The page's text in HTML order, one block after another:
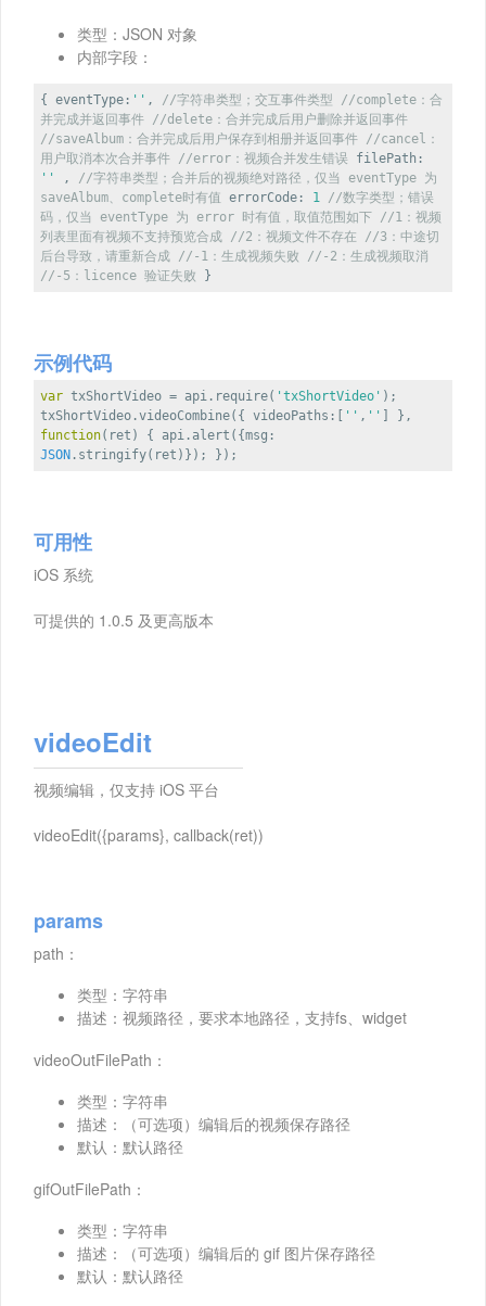
类型：JSON 对象
内部字段：
{eventType : '' , //字符串类型；交互事件类型
//complete：合
并完成并返回事件 //delete：合并完成后用户删除并返回事件
//saveAlbum：合并完成后用户保存到相册并返回事件 //cancel：
用户取消本次合并事件 //error：视频合并发生错误 filePath :
''
, //字符串类型；合并后的视频绝对路径，仅当 eventType 为
saveAlbum、complete时有值 errorCode : 1 //数字类型；错误
码，仅当 eventType 为 error 时有值，取值范围如下 //1：视频
列表里面有视频不支持预览合成 //2：视频文件不存在
//3：中途切
后台导致，请重新合成 //-1：生成视频失败
//-2：生成视频取消
//-5：licence 验证失败 }
示例代码
var txShortVideo = api.require( 'txShortVideo' );
txShortVideo.videoCombine({videoPaths :[ '' , ''
] },
function( ret ) { api.alert({msg :
JSON .stringify(ret)}); });
可用性
iOS 系统
可提供的 1.0.5 及更高版本
videoEdit
视频编辑，仅支持 iOS 平台
videoEdit({params}, callback(ret))
params
path：
类型：字符串
描述：视频路径，要求本地路径，支持fs、widget
videoOutFilePath：
类型：字符串
描述：（可选项）编辑后的视频保存路径
默认：默认路径
gifOutFilePath：
类型：字符串
描述：（可选项）编辑后的 gif 图片保存路径
默认：默认路径